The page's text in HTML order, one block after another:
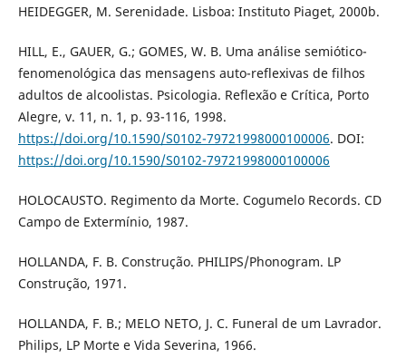
HEIDEGGER, M. Serenidade. Lisboa: Instituto Piaget, 2000b.
HILL, E., GAUER, G.; GOMES, W. B. Uma análise semiótico-
fenomenológica das mensagens auto-reflexivas de filhos
adultos de alcoolistas. Psicologia. Reflexão e Crítica, Porto
Alegre, v. 11, n. 1, p. 93-116, 1998.
https://doi.org/10.1590/S0102-79721998000100006. DOI:
https://doi.org/10.1590/S0102-79721998000100006
HOLOCAUSTO. Regimento da Morte. Cogumelo Records. CD
Campo de Extermínio, 1987.
HOLLANDA, F. B. Construção. PHILIPS/Phonogram. LP
Construção, 1971.
HOLLANDA, F. B.; MELO NETO, J. C. Funeral de um Lavrador.
Philips, LP Morte e Vida Severina, 1966.